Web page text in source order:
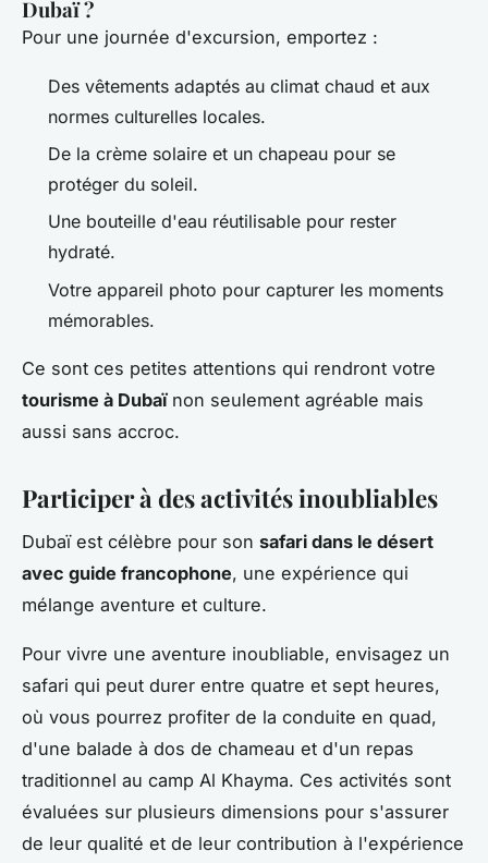
Dubaï ?
Pour une journée d'excursion, emportez :
Des vêtements adaptés au climat chaud et aux
normes culturelles locales.
De la crème solaire et un chapeau pour se
protéger du soleil.
Une bouteille d'eau réutilisable pour rester
hydraté.
Votre appareil photo pour capturer les moments
mémorables.
Ce sont ces petites attentions qui rendront votre
tourisme à Dubaïnon seulement agréable mais
aussi sans accroc.
Participer à des activités inoubliables
Dubaï est célèbre pour son safari dans le désert
avec guide francophone, une expérience qui
mélange aventure et culture.
Pour vivre une aventure inoubliable, envisagez un
safari qui peut durer entre quatre et sept heures,
où vous pourrez profiter de la conduite en quad,
d'une balade à dos de chameau et d'un repas
traditionnel au camp Al Khayma. Ces activités sont
évaluées sur plusieurs dimensions pour s'assurer
de leur qualité et de leur contribution à l'expérience